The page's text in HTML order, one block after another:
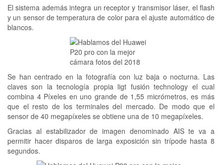
El sistema además integra un receptor y transmisor láser, el flash
y un sensor de temperatura de color para el ajuste automático de
blancos.
Se han centrado en la fotografía con luz baja o nocturna. Las
claves son la tecnología propia ligt fusión technology el cual
combina 4 Píxeles en uno grande de 1,55 micrómetros, es más
que el resto de los terminales del mercado. De modo que el
sensor de 40 megapíxeles se obtiene una de 10 megapíxeles.
Gracias al estabilizador de imagen denominado AIS te va a
permitir hacer disparos de larga exposición sin trípode hasta 8
segundos.